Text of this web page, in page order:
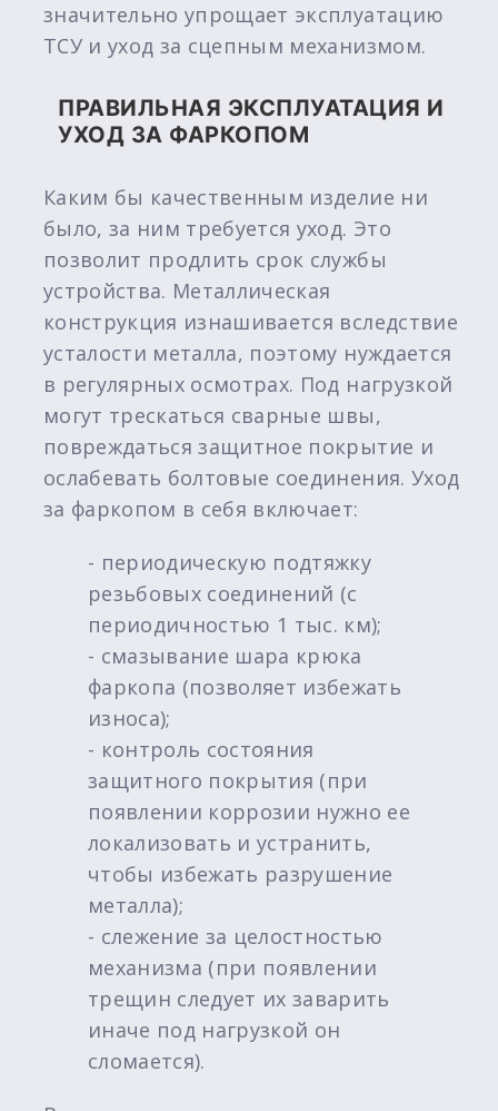
значительно упрощает эксплуатацию
ТСУ и уход за сцепным механизмом.
ПРАВИЛЬНАЯ ЭКСПЛУАТАЦИЯ И
УХОД ЗА ФАРКОПОМ
Каким бы качественным изделие ни
было, за ним требуется уход. Это
позволит продлить срок службы
устройства. Металлическая
конструкция изнашивается вследствие
усталости металла, поэтому нуждается
в регулярных осмотрах. Под нагрузкой
могут трескаться сварные швы,
повреждаться защитное покрытие и
ослабевать болтовые соединения. Уход
за фаркопом в себя включает:
- периодическую подтяжку
резьбовых соединений (с
периодичностью 1 тыс. км);
- смазывание шара крюка
фаркопа (позволяет избежать
износа);
- контроль состояния
защитного покрытия (при
появлении коррозии нужно ее
локализовать и устранить,
чтобы избежать разрушение
металла);
- слежение за целостностью
механизма (при появлении
трещин следует их заварить
иначе под нагрузкой он
сломается).